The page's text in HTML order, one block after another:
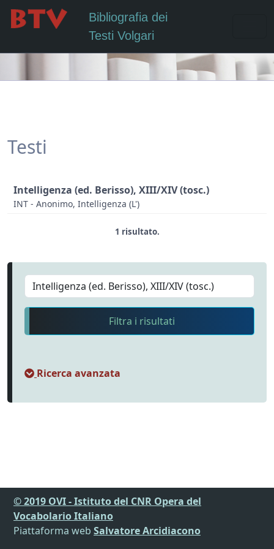
Bibliografia dei
Testi Volgari
Testi
Intelligenza (ed. Berisso), XIII/XIV (tosc.)
INT - Anonimo, Intelligenza (L')
1 risultato.
Filtra i risultati
Ricerca avanzata
© 2019 OVI - Istituto del CNR Opera del
Vocabolario Italiano
Piattaforma web Salvatore Arcidiacono